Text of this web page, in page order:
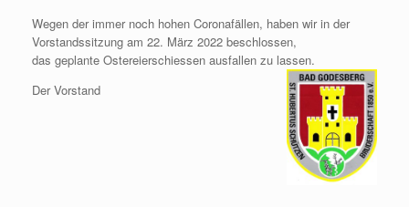
Wegen der immer noch hohen Coronafällen, haben wir in der
Vorstandssitzung am 22. März 2022 beschlossen,
das geplante Ostereierschiessen ausfallen zu lassen.
Der Vorstand